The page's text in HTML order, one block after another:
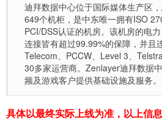
迪拜数据中心位于国际媒体生产区
649个机柜，是中东唯一拥有ISO
PCI/DSS认证的机房。该机房的电
连接皆有超过99.99%的保障，并且
Telecom、PCCW、Level 3、
30多家运营商。Zenlayer迪拜数据
频及游戏客户提供基础设施及服务。
具体以最终实际上线为准，以上信息